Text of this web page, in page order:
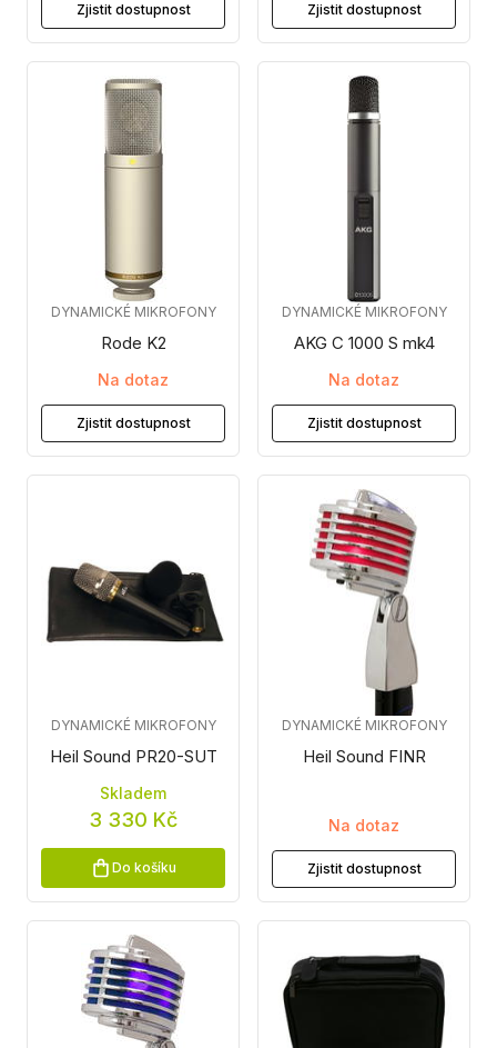
Zjistit dostupnost Zjistit dostupnost
Rode K2
DYNAMICKÉ MIKROFONY
Na dotaz
Zjistit dostupnost
AKG C 1000 S mk4
DYNAMICKÉ MIKROFONY
Na dotaz
Zjistit dostupnost
Heil Sound PR20-SUT
DYNAMICKÉ MIKROFONY
Skladem
3 330 Kč
Do košíku
Heil Sound FINR
DYNAMICKÉ MIKROFONY
Na dotaz
Zjistit dostupnost